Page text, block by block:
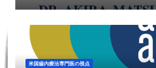
米国歯内療法専門医の視点